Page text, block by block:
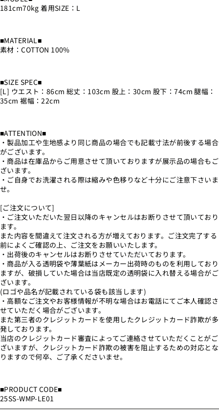
181cm70kg 着用SIZE：L
■MATERIAL■
素材：COTTON 100%
■SIZE SPEC■
[L] ウエスト：86cm 総丈：103cm 股上：30cm 股下：74cm 腿幅：
35cm 裾幅：22cm
■ATTENTION■
・製品加工や生地感より同じ商品の場合でも記載寸法が前後する場合
がございます。
・商品は在庫品からご用意させて頂いておりますが展示品の場合もご
ざいます。
・ご自身でお洗濯される際は縮みや色移りなど十分にご注意下さいま
せ。
[ご注文について]
・ご注文いただいた翌日以降のキャンセルはお断りさせて頂いており
ます。
また内容を間違えて注文される方が増えております。ご注文完了する
前によくご確認の上、ご注文をお願いいたします。
・出荷後のキャンセルはお断りさせていただいております。
・商品が入る透明袋や薄葉紙はメーカー出荷時のものを利用しており
ますが、破損していた場合は当店既定の透明袋に入れ替える場合がご
ざいます。
(ロゴや品名が記載されている袋も該当します)
・高額なご注文やお客様情報が不明な場合はお電話にてご本人確認さ
せていただく場合がございます。
また第三者のクレジットカードを使用したクレジットカード詐欺が多
発しております。
当店のクレジットカード審査によってご連絡させていただくことがご
ざいますが、クレジットカード詐欺の被害を阻止するための対応とな
りますので何卒、ご了承くださいませ。
■PRODUCT CODE■
25SS-WMP-LE01